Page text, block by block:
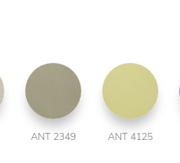
ANT 2349 ANT 4125